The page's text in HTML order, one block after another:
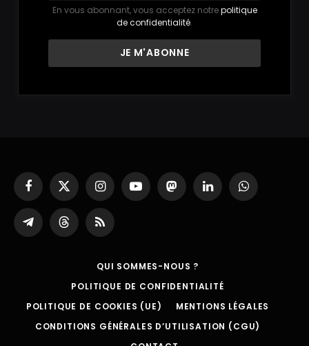
En vous abonnant, vous acceptez notrepolitique
de confidentialité.
Facebook
X
(Twitter)
InstagramYouTubeMastodonLinkedInWhatsApp
Partager
sur
ThreadsRSS
QUI SOMMES-NOUS ?
POLITIQUE DE CONFIDENTIALITÉ
POLITIQUE DE COOKIES (UE)
MENTIONS LÉGALES
CONDITIONS GÉNÉRALES D’UTILISATION (CGU)